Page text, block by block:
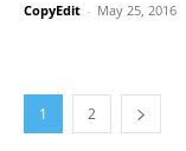
CopyEdit - May 25, 2016
1 2